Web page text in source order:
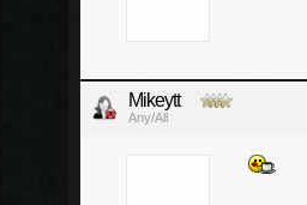
Mikeytt
Any/All